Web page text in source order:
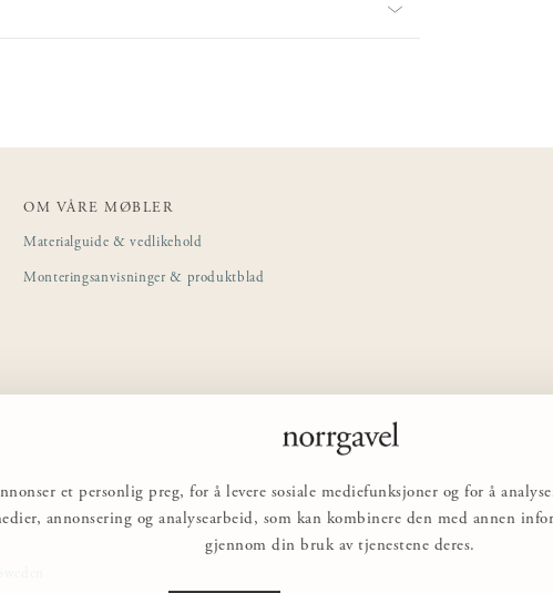
et personlig preg, for å levere sosiale mediefunksjoner og for å
annonsering og analysearbeid, som kan kombinere den med annen
gjennom din bruk av tjenestene deres.
OM VÅRE MØBLER
Materialguide & vedlikehold
Monteringsanvisninger & produktblad